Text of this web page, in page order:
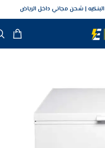
شحن مجاني داخل الرياض